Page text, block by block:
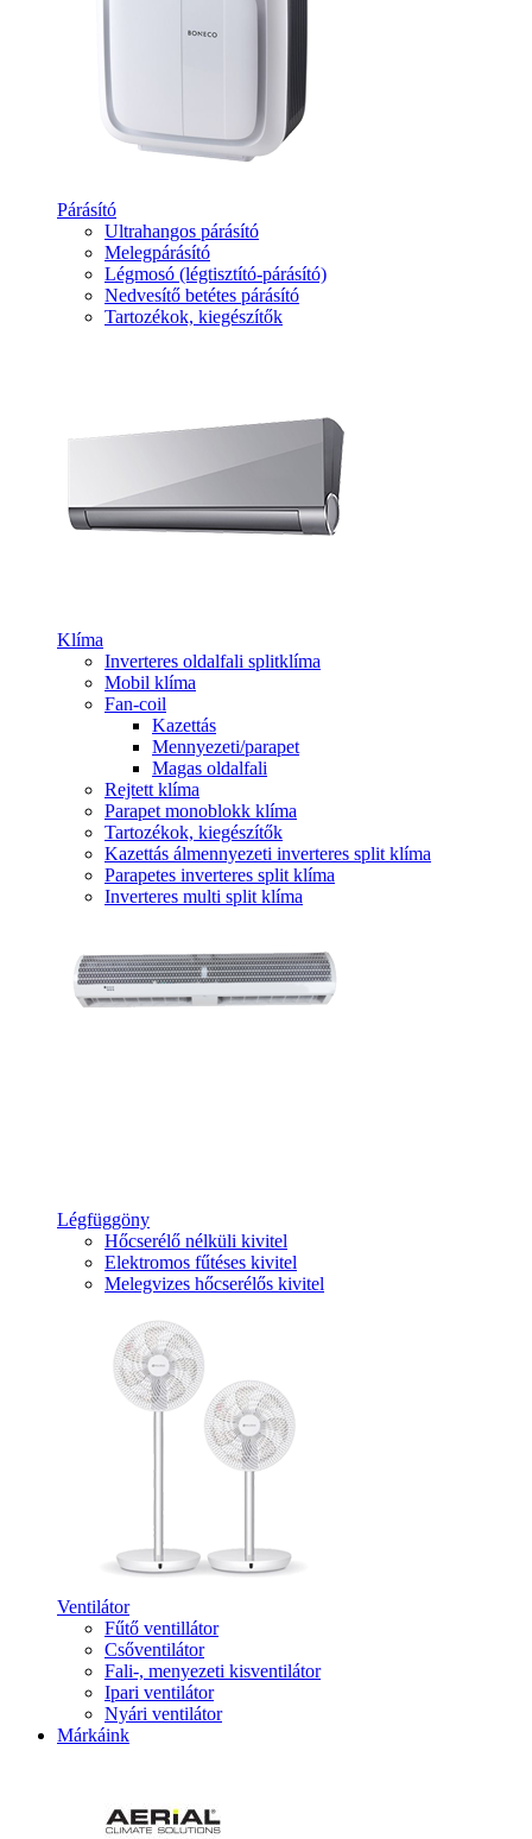
Párásító
Ultrahangos párásító
Melegpárásító
Légmosó (légtisztító-párásító)
Nedvesítő betétes párásító
Tartozékok, kiegészítők
Klíma
Inverteres oldalfali splitklíma
Mobil klíma
Fan-coil
Kazettás
Mennyezeti/parapet
Magas oldalfali
Rejtett klíma
Parapet monoblokk klíma
Tartozékok, kiegészítők
Kazettás álmennyezeti inverteres split klíma
Parapetes inverteres split klíma
Inverteres multi split klíma
Légfüggöny
Hőcserélő nélküli kivitel
Elektromos fűtéses kivitel
Melegvizes hőcserélős kivitel
Ventilátor
Fűtő ventillátor
Csőventilátor
Fali-, menyezeti kisventilátor
Ipari ventilátor
Nyári ventilátor
Márkáink